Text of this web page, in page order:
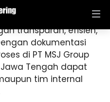
kunci untuk
produk, dan aktivitas
transparan, efisien,
dokumentasi
di PT MSJ Group
Tengah dapat
tim internal